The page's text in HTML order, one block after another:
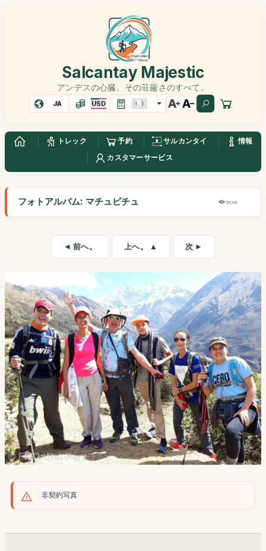
Salcantay Majestic
アンデスの心臓、その荘厳さのすべて。
JA USD
トレック 予約 サルカンタイ
情報
カスタマーサービス
フォトアルバム: マチュピチュ 66,6K
◄ 前へ。 上へ。 ▲ 次 ►
非契約写真